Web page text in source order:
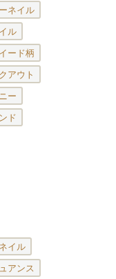
ネイル
ル
ード柄
アウト
ー
ド
イル
アンス